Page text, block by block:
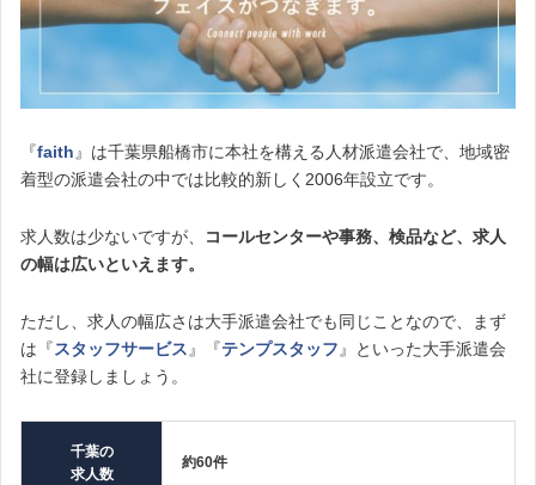
『faith 』は千葉県船橋市に本社を構える人材派遣会社で、地域密
着型の派遣会社の中では比較的新しく2006年設立です。
求人数は少ないですが、
コールセンターや事務、検品など、求人
の幅は広いといえます。
ただし、求人の幅広さは大手派遣会社でも同じことなので、まず
は『スタッフサービス』『テンプスタッフ』といった大手派遣会
社に登録しましょう。
千葉の
求人数
約60件